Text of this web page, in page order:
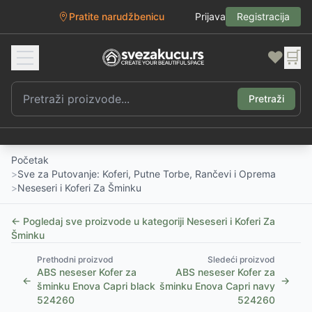
Pratite narudžbenicu Prijava Registracija
❤️ 🛒
Pretraži
Početak
>Sve za Putovanje: Koferi, Putne Torbe, Rančevi i Oprema
>Neseseri i Koferi Za Šminku
← Pogledaj sve proizvode u kategoriji Neseseri i Koferi Za
Šminku
←
Prethodni proizvod
ABS neseser Kofer za
šminku Enova Capri black
524260
Sledeći proizvod
ABS neseser Kofer za
šminku Enova Capri navy
524260
→